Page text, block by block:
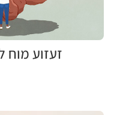
זעזוע